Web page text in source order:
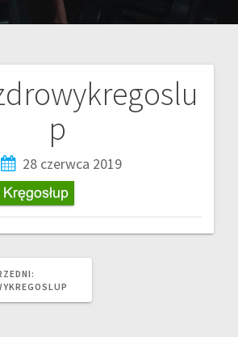
p
28 czerwca 2019